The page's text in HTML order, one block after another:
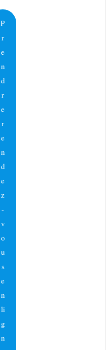
P
r
e
n
d
r
e
r
e
n
d
e
z
-
v
o
u
s
e
n
li
g
n